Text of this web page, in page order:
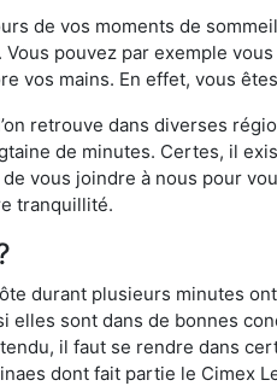
de vos moments de
pouvez par exemple
vos mains. En effet, vous
retrouve dans diverses
de minutes. Certes, il
vous joindre à nous pour
tranquillité.
durant plusieurs minutes
elles sont dans de bonnes
il faut se rendre dans
dont fait partie le Cimex